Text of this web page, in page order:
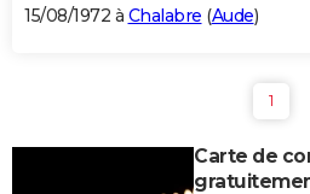
15/08/1972 à Chalabre (Aude)
1
Carte de